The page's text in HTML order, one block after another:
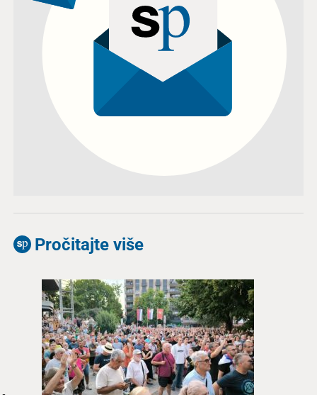
Pročitajte više